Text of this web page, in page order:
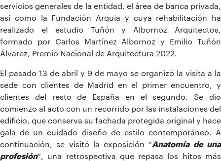
servicios generales de la entidad, el área de banca privada,
así como la Fundación Arquia y cuya rehabilitación ha
realizado el estudio Tuñón y Albornoz Arquitectos,
formado por Carlos Martínez Albornoz y Emilio Tuñón
Álvarez, Premio Nacional de Arquitectura 2022.
El pasado 13 de abril y 9 de mayo se organizó la visita a la
sede con clientes de Madrid en el primer encuentro, y
clientes del resto de España en el segundo. Se dio
comienzo al acto con un recorrido por las instalaciones del
edificio, que conserva su fachada protegida original y hace
gala de un cuidado diseño de estilo contemporáneo. A
continuación, se visitó la exposición “Anatomía de una
profesión”, una retrospectiva que repasa los hitos más